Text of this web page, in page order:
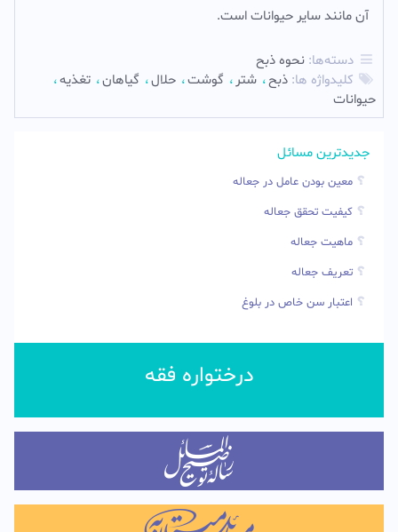
آن مانند سایر حیوانات است.
دسته‌ها: نحوه ذبح
کلیدواژه ها: ذبح شتر گوشت حلال گیاهان
تغذیه
حیوانات
جدیدترین مسائل
معین بودن عامل در جعاله
کیفیت تحقق جعاله
ماهیت جعاله
تعریف جعاله
اعتبار سن خاص در بلوغ
درختواره فقه